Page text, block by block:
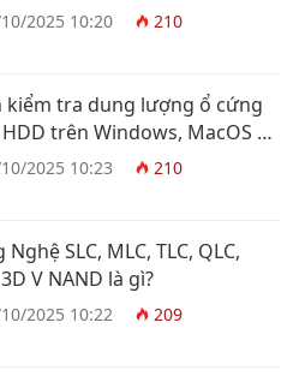
2025 10:20 210
kiểm tra dung lượng ổ cứng
HDD trên Windows, MacOS và
2025 10:23 210
Nghệ SLC, MLC, TLC, QLC,
3D V NAND là gì?
2025 10:22 209